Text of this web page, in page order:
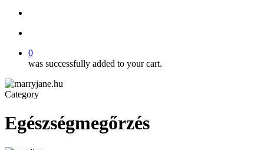
0
was successfully added to your cart.
Category
Egészségmegőrzés